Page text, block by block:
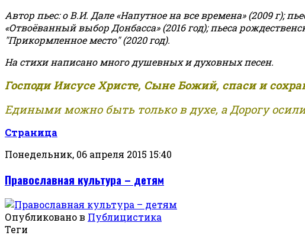
Автор пьес: о В.И. Дале «Напутное на все времена» (2009 г);
«Отвоёванный выбор Донбасса» (2016 год); пьеса
"Прикормленное место" (2020 год).
На стихи написано много душевных и духовных песен.
Господи Иисусе Христе, Сыне Божий, спаси и
Едиными можно быть только в духе, а Дорогу
Страница
Понедельник, 06 апреля 2015 15:40
Православная культура – детям
Опубликовано в Публицистика
Теги